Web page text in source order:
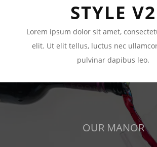
STYLE V2
Lorem ipsum dolor sit amet,
elit. Ut elit tellus, luctus nec
pulvinar dapibus leo.
OUR MANOR